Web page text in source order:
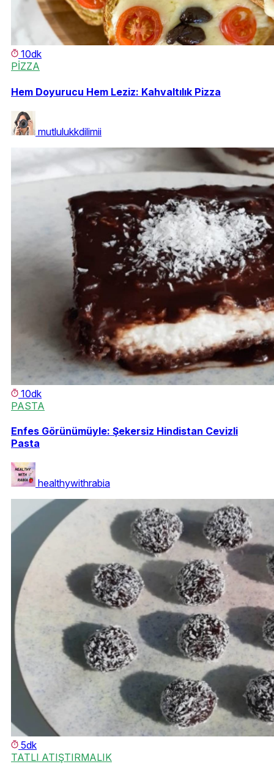
10dk
PİZZA
Hem Doyurucu Hem Leziz: Kahvaltılık Pizza
mutlulukkdilimii
10dk
PASTA
Enfes Görünümüyle: Şekersiz Hindistan Cevizli
Pasta
healthywithrabia
5dk
TATLI ATIŞTIRMALIK